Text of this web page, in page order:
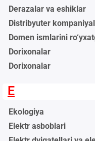
Derazalar va eshiklar
Distribyuter
Domen ismlarini
Dorixonalar
Dorixonalar
E
Ekologiya
Elektr asboblari